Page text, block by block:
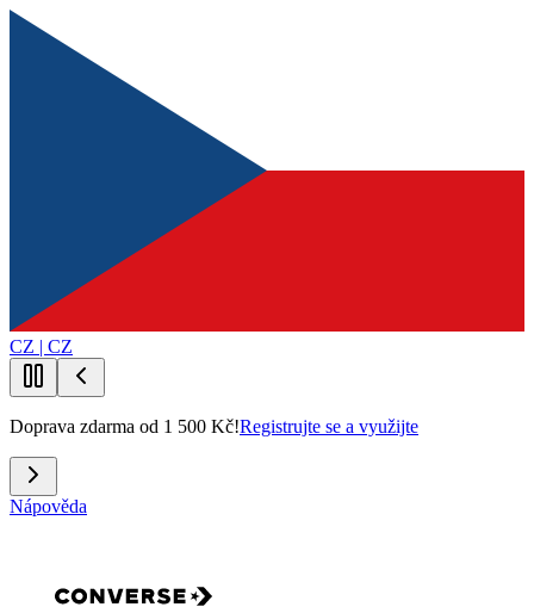
CZ | CZ
Doprava zdarma od 1 500 Kč!Registrujte se a využijte
Nápověda